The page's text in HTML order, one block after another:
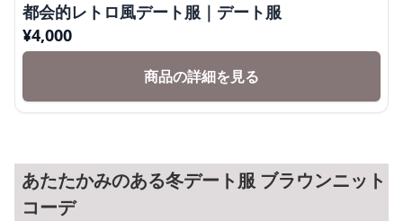
都会的レトロ風デート服｜デート服
¥4,000
商品の詳細を見る
あたたかみのある冬デート服 ブラウンニット
コーデ